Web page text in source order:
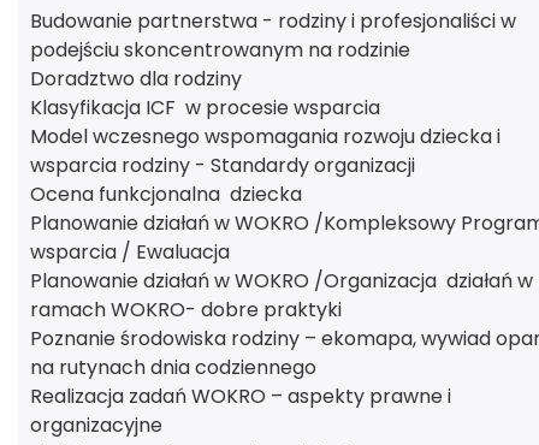
Budowanie partnerstwa - rodziny i profesjonaliści w
podejściu skoncentrowanym na rodzinie
Doradztwo dla rodziny
Klasyfikacja ICF w procesie wsparcia
Model wczesnego wspomagania rozwoju dziecka i
wsparcia rodziny - Standardy organizacji
Ocena funkcjonalna dziecka
Planowanie działań w WOKRO /Kompleksowy
wsparcia / Ewaluacja
Planowanie działań w WOKRO /Organizacja działań w
ramach WOKRO- dobre praktyki
Poznanie środowiska rodziny – ekomapa, wywiad
na rutynach dnia codziennego
Realizacja zadań WOKRO – aspekty prawne i
organizacyjne